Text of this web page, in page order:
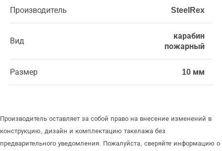
Производитель SteelRex
Вид
карабин
пожарный
Размер 10 мм
Производитель оставляет за собой право на внесение изменений в
конструкцию, дизайн и комплектацию такелажа без
предварительного уведомления. Пожалуйста, сверяйте информацию о